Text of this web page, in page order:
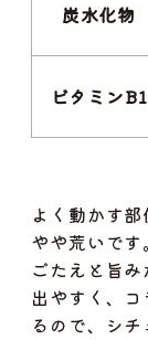
炭水化物
ビタミンB1
よく動かす
やや荒いで
ごたえと旨
出やすく、
るので、シ